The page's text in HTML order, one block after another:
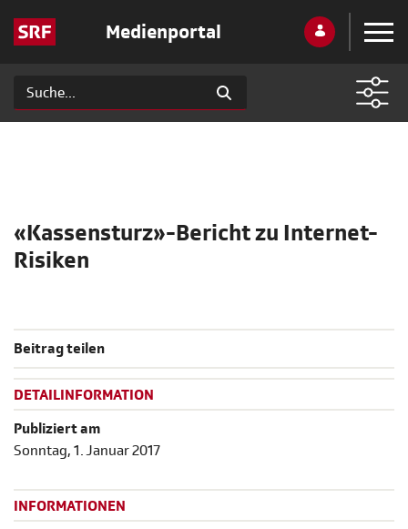
Medienportal
«Kassensturz»-Bericht zu Internet-
Risiken
Beitrag teilen
DETAILINFORMATION
Publiziert am
Sonntag, 1. Januar 2017
INFORMATIONEN